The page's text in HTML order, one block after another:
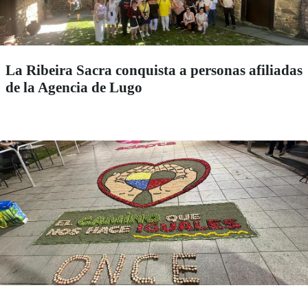
La Ribeira Sacra conquista a personas afiliadas
de la Agencia de Lugo